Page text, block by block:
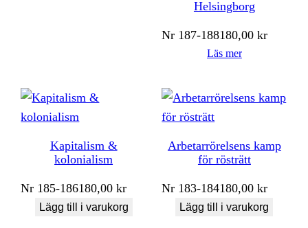
Helsingborg
Nr 187-188180,00kr
Läs mer
Kapitalism &
kolonialism
Nr 185-186180,00kr
Lägg till i varukorg
Arbetarrörelsens kamp
för rösträtt
Nr 183-184180,00kr
Lägg till i varukorg